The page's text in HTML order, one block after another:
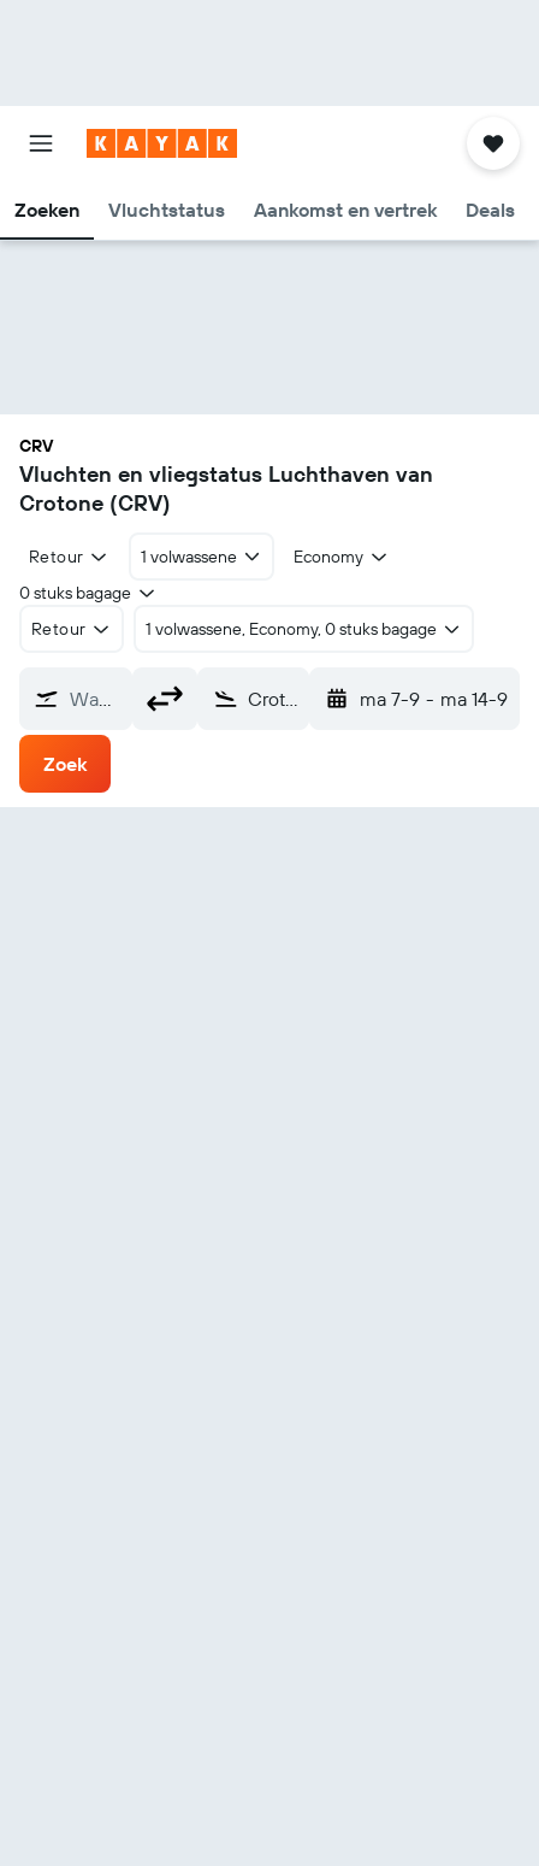
Zoeken Vluchtstatus Aankomst en vertrek Deals
CRV
Vluchten en vliegstatus Luchthaven van
Crotone (CRV)
Retour 1 volwassene
Economy
0 stuks bagage
Retour
1 volwassene, Economy, 0 stuks bagage
Waarvandaan? Crotone (CRV) ma 7-9 - ma 14-9
Zoek